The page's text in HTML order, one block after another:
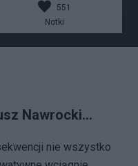
551
Notki
Nawrocki…
nie wszystko